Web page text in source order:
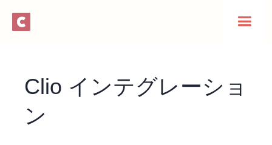
Clio インテグレーショ
ン